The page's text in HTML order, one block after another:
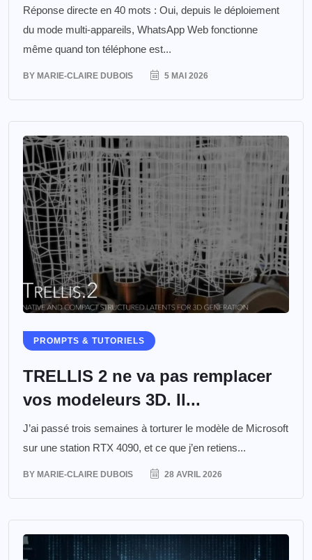
Réponse directe en 40 mots : Oui, depuis le déploiement
du mode multi-appareils, WhatsApp Web fonctionne
même quand ton téléphone est...
BY MARIE-CLAIRE DUBOIS 5 MAI 2026
PROMPTS & TUTORIELS
TRELLIS 2 ne va pas remplacer
vos modeleurs 3D. Il...
J’ai passé trois semaines à torturer le modèle de Microsoft
sur une station RTX 4090, et ce que j’en retiens...
BY MARIE-CLAIRE DUBOIS 28 AVRIL 2026